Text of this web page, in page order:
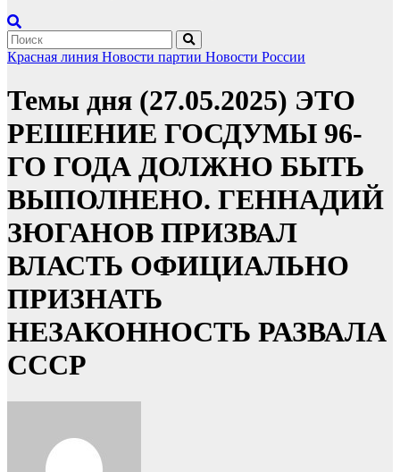
Красная линия Новости партии Новости России
Темы дня (27.05.2025) ЭТО
РЕШЕНИЕ ГОСДУМЫ 96-
ГО ГОДА ДОЛЖНО БЫТЬ
ВЫПОЛНЕНО. ГЕННАДИЙ
ЗЮГАНОВ ПРИЗВАЛ
ВЛАСТЬ ОФИЦИАЛЬНО
ПРИЗНАТЬ
НЕЗАКОННОСТЬ РАЗВАЛА
СССР